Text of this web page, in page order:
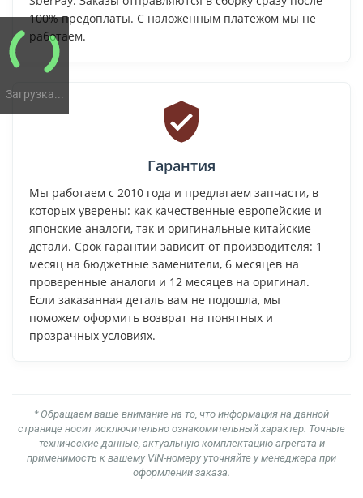
Загрузка...
100% предоплаты. С наложенным платежом мы не
работаем.
Гарантия
Мы работаем с 2010 года и предлагаем запчасти, в
которых уверены: как качественные европейские и
японские аналоги, так и оригинальные китайские
детали. Срок гарантии зависит от производителя: 1
месяц на бюджетные заменители, 6 месяцев на
проверенные аналоги и 12 месяцев на оригинал.
Если заказанная деталь вам не подошла, мы
поможем оформить возврат на понятных и
прозрачных условиях.
* Обращаем ваше внимание на то, что информация на данной
странице носит исключительно ознакомительный характер. Точные
технические данные, актуальную комплектацию агрегата и
применимость к вашему VIN-номеру уточняйте у менеджера при
оформлении заказа.